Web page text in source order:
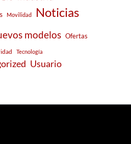
Movilidad Noticias
modelos Ofertas
Tecnología
Usuario